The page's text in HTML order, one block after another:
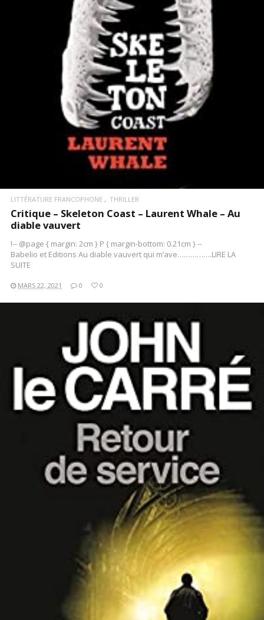
LIRE LA SUITE
LITTÉRATURE FRANCOPHONE THRILLER
Critique – Skeleton Coast – Laurent Whale – Au
diable vauvert
!-- @page { margin: 2cm } P { margin-bottom: 0.21cm } --
Babelio et Editions Au diable vauvert qui m’ave…………….LIRE LA
SUITE
MARS 22, 2021 0 0
LIRE LA SUITE